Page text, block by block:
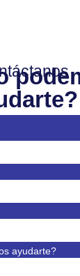
ayudarte?